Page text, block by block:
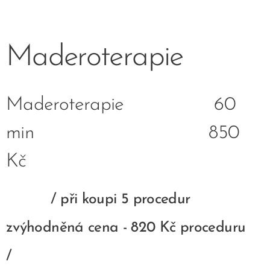
Maderoterapie
Maderoterapie 60
min 850
Kč
/ při koupi 5 procedur
zvýhodněná cena - 820 Kč proceduru
/